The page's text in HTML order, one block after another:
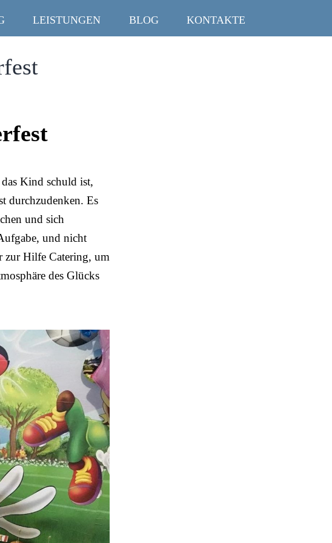
LEISTUNGEN BLOG KONTAKTE
Kind schuld ist,
durchzudenken. Es
und sich
und nicht
zur Hilfe Catering, um
des Glücks